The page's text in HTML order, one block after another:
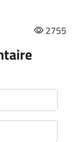
2755